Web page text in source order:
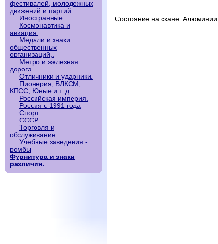
фестивалей, молодежных
движений и партий.
Иностранные.
Космонавтика и
авиация.
Медали и знаки
общественных
организаций,.
Метро и железная
дорога
Отличники и ударники.
Пионерия, ВЛКСМ,
КПСС, Юные и т. д.
Российская империя.
Россия с 1991 года
Спорт
СССР.
Торговля и
обслуживание
Учебные заведения -
ромбы
Фурнитура и знаки
различия.
Состояние на скане.